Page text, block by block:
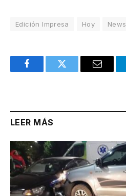
Edición Impresa Hoy News
FacebookTwitter Email
LEER MÁS